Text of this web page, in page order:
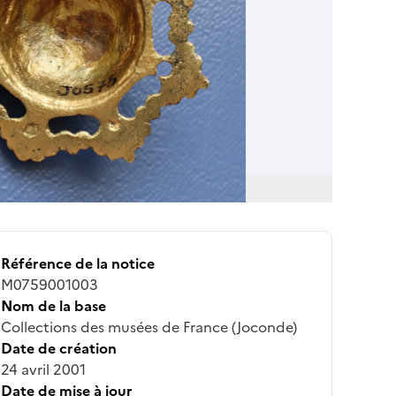
Référence de la notice
M0759001003
Nom de la base
Collections des musées de France (Joconde)
Date de création
24 avril 2001
Date de mise à jour